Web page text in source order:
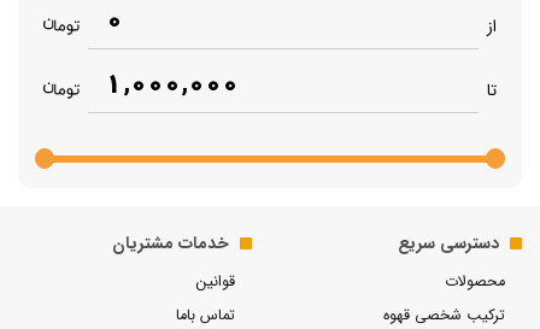
از 0
تا 1,000,000
دسترسی سریع
محصولات
ترکیب شخصی قهوه
خدمات مشتریان
قوانین
تماس باما